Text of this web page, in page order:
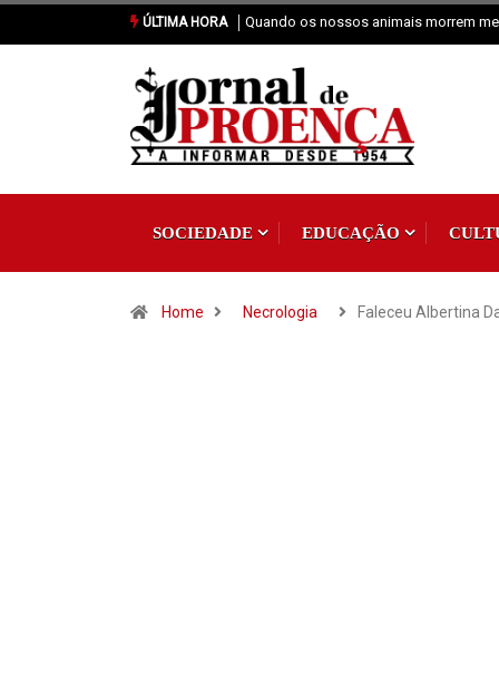
ÚLTIMA HORA
Quando os nossos animais morrem merecem dignidadeVai Acontecer
SOCIEDADE EDUCAÇÃO
Home Necrologia Faleceu Albertina